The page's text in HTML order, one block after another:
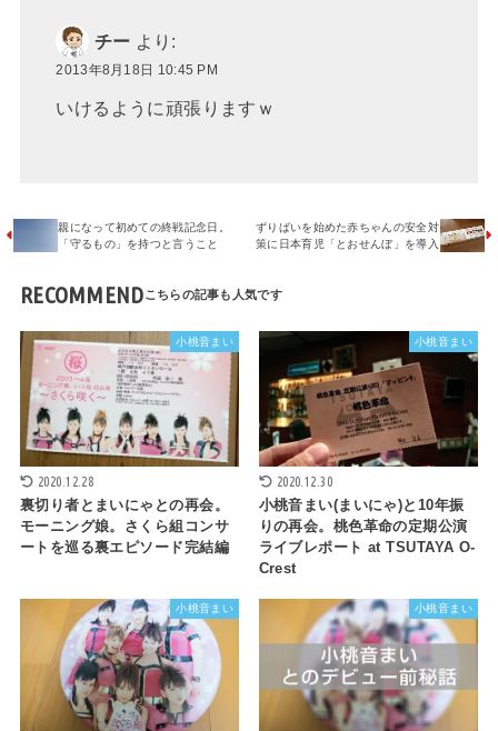
チー より:
2013年8月18日 10:45 PM
いけるように頑張りますｗ
親になって初めての終戦記念日。
「守るもの」を持つと言うこと
ずりばいを始めた赤ちゃんの安全対
策に日本育児「とおせんぼ」を導入
RECOMMEND
小桃音まい
2020.12.28
裏切り者とまいにゃとの再会。
モーニング娘。さくら組コンサ
ートを巡る裏エピソード完結編
小桃音まい
2020.12.30
小桃音まい(まいにゃ)と10年振
りの再会。桃色革命の定期公演
ライブレポート at TSUTAYA O-
Crest
小桃音まい 小桃音まい